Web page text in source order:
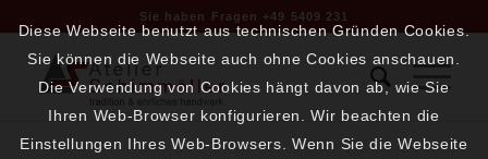
Sie haben Fragen +49 5409 231
Diese Webseite benutzt aus technischen Gründen Cookies.
Sie können die Webseite auch ohne Cookies anschauen.
Die Verwendung von Cookies hängt davon ab, wie Sie
Ihren Web-Browser konfigurieren. Wir beachten die
Einstellungen Ihres Web-Browsers. Wenn Sie die Webseite